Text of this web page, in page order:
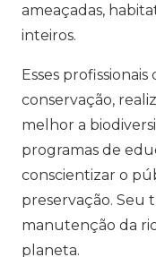
ameaçadas,
inteiros.
Esses
conservação,
melhor a
programas de
conscientizar o
preservação. Seu
manutenção da
planeta.